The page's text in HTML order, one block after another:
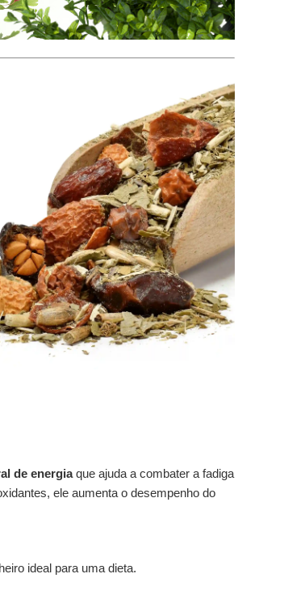
de energiaque ajuda a combater a fadiga
ele aumenta o desempenho do
ideal para uma dieta.